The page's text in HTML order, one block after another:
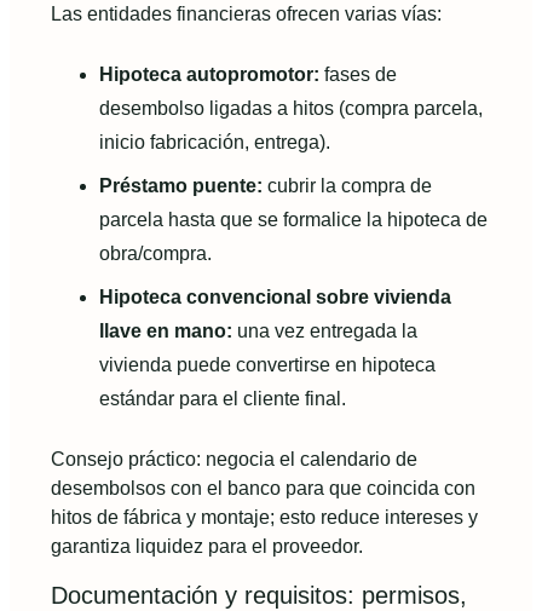
Las entidades financieras ofrecen varias vías:
Hipoteca autopromotor: fases de
desembolso ligadas a hitos (compra parcela,
inicio fabricación, entrega).
Préstamo puente: cubrir la compra de
parcela hasta que se formalice la hipoteca de
obra/compra.
Hipoteca convencional sobre vivienda
llave en mano: una vez entregada la
vivienda puede convertirse en hipoteca
estándar para el cliente final.
Consejo práctico: negocia el calendario de
desembolsos con el banco para que coincida con
hitos de fábrica y montaje; esto reduce intereses y
garantiza liquidez para el proveedor.
Documentación y requisitos: permisos,